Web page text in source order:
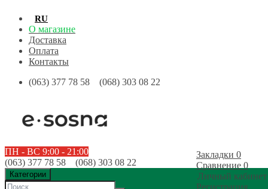
RU
О магазине
Доставка
Оплата
Контакты
(063) 377 78 58 (068) 303 08 22
Закладки 0
Сравнение 0
Личный кабинет
Регистрация
ПН - ВС 9:00 - 21:00
(063) 377 78 58 (068) 303 08 22
Категории